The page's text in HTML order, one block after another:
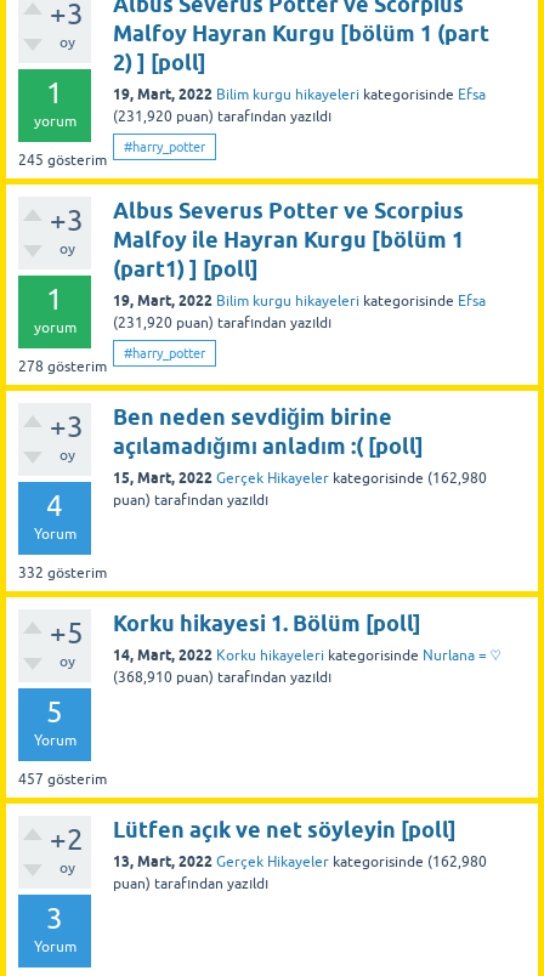
+3
oy
1
yorum
245 gösterim
Malfoy Hayran Kurgu [bölüm 1 (part
2) ] [poll]
19, Mart, 2022 Bilim kurgu hikayeleri kategorisinde Efsa
(231,920 puan) tarafından yazıldı
#harry_potter
+3
oy
1
yorum
278 gösterim
Albus Severus Potter ve Scorpius
Malfoy ile Hayran Kurgu [bölüm 1
(part1) ] [poll]
19, Mart, 2022 Bilim kurgu hikayeleri kategorisinde Efsa
(231,920 puan) tarafından yazıldı
#harry_potter
+3
oy
4
Yorum
332 gösterim
Ben neden sevdiğim birine
açılamadığımı anladım :( [poll]
15, Mart, 2022 Gerçek Hikayeler kategorisinde (162,980
puan) tarafından yazıldı
+5
oy
5
Yorum
457 gösterim
Korku hikayesi 1. Bölüm [poll]
14, Mart, 2022 Korku hikayeleri kategorisinde Nurlana = ♡
(368,910 puan) tarafından yazıldı
+2
oy
3
Yorum
Lütfen açık ve net söyleyin [poll]
13, Mart, 2022 Gerçek Hikayeler kategorisinde (162,980
puan) tarafından yazıldı